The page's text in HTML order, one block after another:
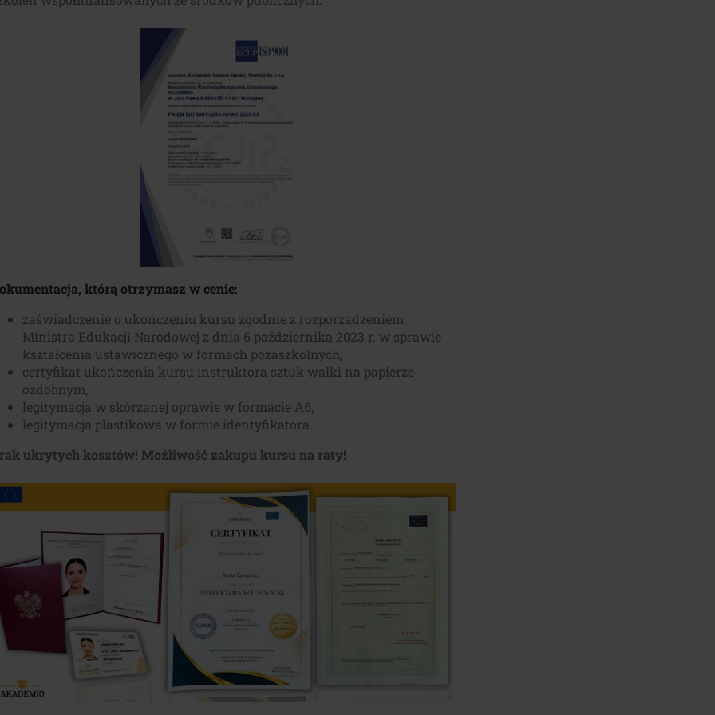
którą otrzymasz w cenie:
zaświadczenie o ukończeniu kursu zgodnie z rozporządzeniem
Ministra Edukacji Narodowej z dnia 6 października 2023 r. w sprawie
kształcenia ustawicznego w formach pozaszkolnych,
certyfikat ukończenia kursu instruktora sztuk walki na papierze
ozdobnym,
legitymacja w skórzanej oprawie w formacie A6,
legitymacja plastikowa w formie identyfikatora.
ukrytych kosztów! Możliwość zakupu kursu na raty!